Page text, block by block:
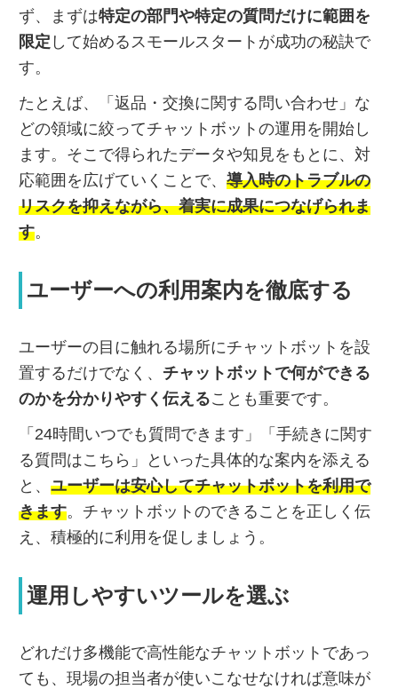
ず、まずは特定の部門や特定の質問だけに範囲を
限定 して始めるスモールスタートが成功の秘訣で
す。
たとえば、「返品・交換に関する問い合わせ」な
どの領域に絞ってチャットボットの運用を開始し
ます。そこで得られたデータや知見をもとに、対
応範囲を広げていくことで、 導入時のトラブルの
リスクを抑えながら、着実に成果につなげられま
す。
ユーザーへの利用案内を徹底する
ユーザーの目に触れる場所にチャットボットを設
置するだけでなく、 チャットボットで何ができる
のかを分かりやすく伝えることも重要です。
「24時間いつでも質問できます」「手続きに関す
る質問はこちら」といった具体的な案内を添える
と、 ユーザーは安心してチャットボットを利用で
きます。チャットボットのできることを正しく伝
え、積極的に利用を促しましょう。
運用しやすいツールを選ぶ
どれだけ多機能で高性能なチャットボットであっ
ても、現場の担当者が使いこなせなければ意味が